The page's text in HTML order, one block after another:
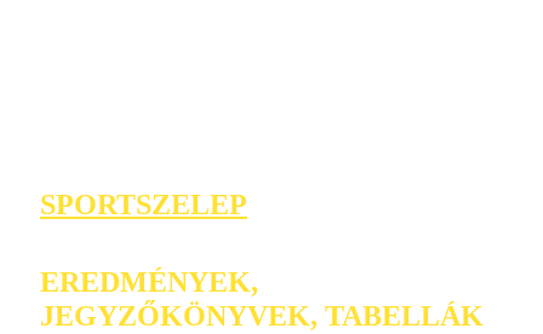
SPORTSZELEP
EREDMÉNYEK,
JEGYZŐKÖNYVEK, TABELLÁK